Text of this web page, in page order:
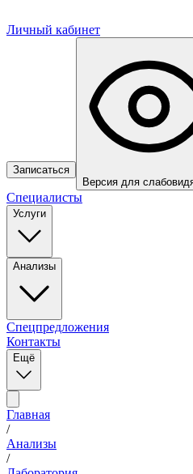
Личный кабинет
Записаться
Версия для
Специалисты
Услуги
Анализы
Спецпредложения
Контакты
Ещё
Главная
/
Анализы
/